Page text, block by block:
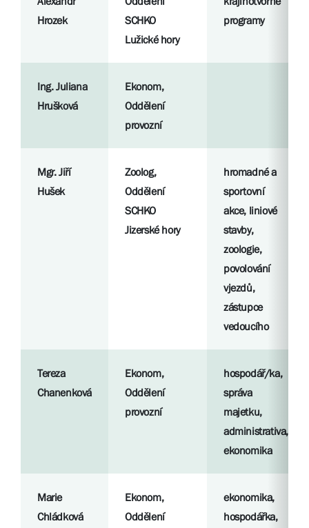
Hrozek
SCHKO
Lužické hory
programy
Ing. Juliana
Hrušková
Ekonom,
Oddělení
provozní
Mgr. Jiří
Hušek
Zoolog,
Oddělení
SCHKO
Jizerské hory
hromadné a
sportovní
akce, liniové
stavby,
zoologie,
povolování
vjezdů,
zástupce
vedoucího
Tereza
Chanenková
Ekonom,
Oddělení
provozní
hospodář/ka,
správa
majetku,
administrativa,
ekonomika
Marie
Chládková
Ekonom,
Oddělení
ekonomika,
hospodářka,